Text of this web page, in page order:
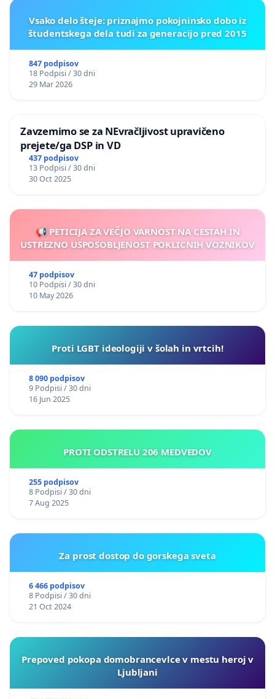
Vsako delo šteje: priznajmo pokojninsko dobo iz
študentskega dela tudi za generacijo pred 2015
847 podpisov
18 Podpisi / 30 dni
29 Mar 2026
Zavzemimo se za NEvračljivost upravičeno
prejete/ga DSP in VD
437 podpisov
13 Podpisi / 30 dni
30 Oct 2025
📢 PETICIJA ZA VEČJO VARNOST NA CESTAH IN
USTREZNO USPOSOBLJENOST POKLICNIH VOZNIKOV
47 podpisov
10 Podpisi / 30 dni
10 May 2026
Proti LGBT ideologiji v šolah in vrtcih!
8 090 podpisov
9 Podpisi / 30 dni
16 Jun 2025
PROTI ODSTRELU 206 MEDVEDOV
255 podpisov
8 Podpisi / 30 dni
7 Aug 2025
Za prost dostop do gorskega sveta
6 466 podpisov
8 Podpisi / 30 dni
21 Oct 2024
Prepoved pokopa domobrancevlce v mestu heroj v
Ljubljani